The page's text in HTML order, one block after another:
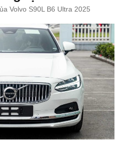
Volvo S90L B6 Ultra 2025